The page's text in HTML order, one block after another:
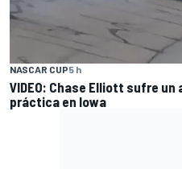
NASCAR CUP5 h
VIDEO: Chase Elliott sufre
práctica en Iowa